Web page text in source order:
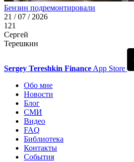
Бензин подремонтировали
21 / 07 / 2026
121
Сергей
Терешкин
Sergey Tereshkin Finance App Store
Обо мне
Новости
Блог
СМИ
Видео
FAQ
Библиотека
Контакты
События